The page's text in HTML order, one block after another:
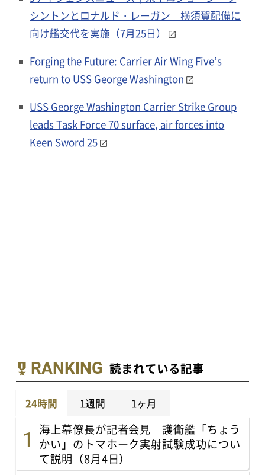
シントンとロナルド・レーガン 横須賀配備に
向け艦交代を実施（7月25日）
Forging the Future: Carrier Air Wing Five’s
return to USS George Washington
USS George Washington Carrier Strike Group
leads Task Force 70 surface, air forces into
Keen Sword 25
RANKING 読まれている記事
24時間 1週間 1ヶ月
海上幕僚長が記者会見 護衛艦「ちょう
かい」のトマホーク実射試験成功につい
て説明（8月4日）